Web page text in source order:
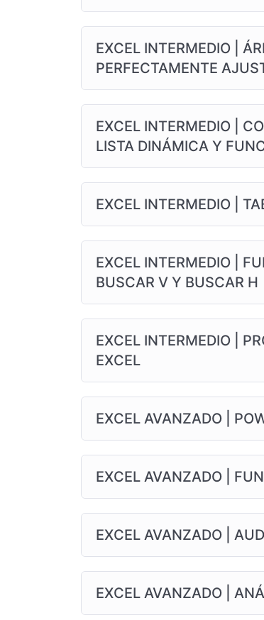
EXCEL INTERMEDIO |
PERFECTAMENTE
EXCEL INTERMEDIO |
LISTA DINÁMICA Y
EXCEL INTERMEDIO |
EXCEL INTERMEDIO |
BUSCAR V Y BUSCAR H
EXCEL INTERMEDIO |
EXCEL
EXCEL AVANZADO |
EXCEL AVANZADO |
EXCEL AVANZADO |
EXCEL AVANZADO |